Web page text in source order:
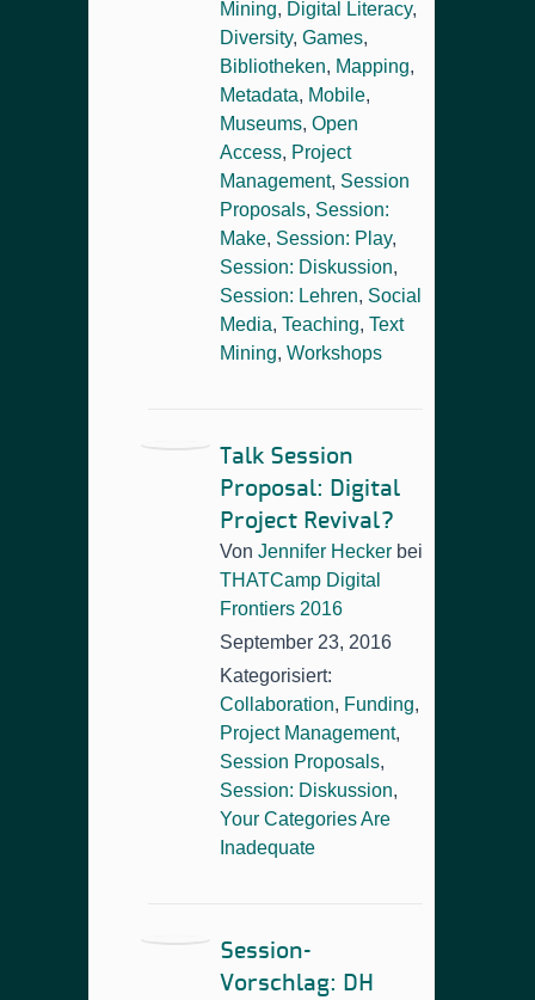
Mining, Digital Literacy,
Diversity, Games,
Bibliotheken, Mapping,
Metadata, Mobile,
Museums, Open
Access, Project
Management, Session
Proposals, Session:
Make, Session: Play,
Session: Diskussion,
Session: Lehren, Social
Media, Teaching, Text
Mining, Workshops
Talk Session
Proposal: Digital
Project Revival?
Von Jennifer Hecker bei
THATCamp Digital
Frontiers 2016
September 23, 2016
Kategorisiert:
Collaboration, Funding,
Project Management,
Session Proposals,
Session: Diskussion,
Your Categories Are
Inadequate
Session-
Vorschlag: DH